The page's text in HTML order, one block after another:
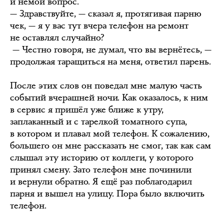
— Здравствуйте, — сказал я, протягивая парню
чек, — я у вас тут вчера телефон на ремонт
не оставлял случайно?
— Честно говоря, не думал, что вы вернётесь, —
продолжая таращиться на меня, ответил парень.
После этих слов он поведал мне малую часть
событий вчерашней ночи. Как оказалось, к ним
в сервис я пришёл уже ближе к утру,
заплаканный и с тарелкой томатного супа,
в котором и плавал мой телефон. К сожалению,
большего он мне рассказать не смог, так как сам
слышал эту историю от коллеги, у которого
принял смену. Зато телефон мне починили
и вернули обратно. Я ещё раз поблагодарил
парня и вышел на улицу. Пора было включить
телефон.